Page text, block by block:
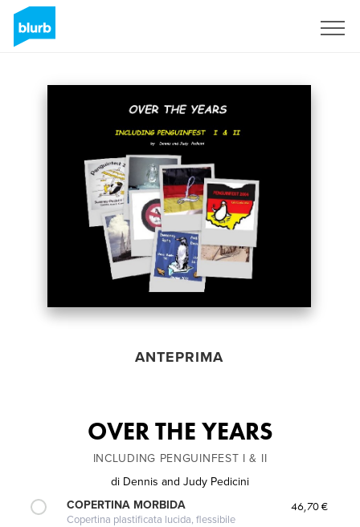
ANTEPRIMA
OVER THE YEARS
INCLUDING PENGUINFEST I & II
di Dennis and Judy Pedicini
COPERTINA MORBIDA
Copertina plastificata lucida, flessibile
46,70 €